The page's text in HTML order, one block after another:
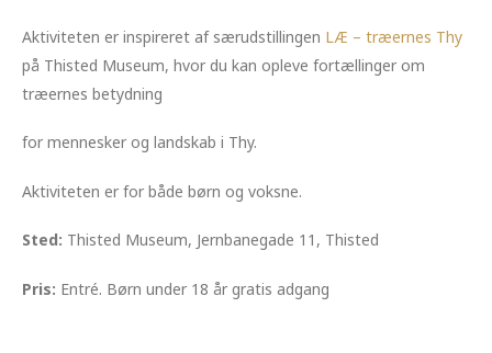
Aktiviteten er inspireret af særudstillingen LÆ – træernes Thy
på Thisted Museum, hvor du kan opleve fortællinger om
træernes betydning
for mennesker og landskab i Thy.
Aktiviteten er for både børn og voksne.
Sted: Thisted Museum, Jernbanegade 11, Thisted
Pris: Entré. Børn under 18 år gratis adgang